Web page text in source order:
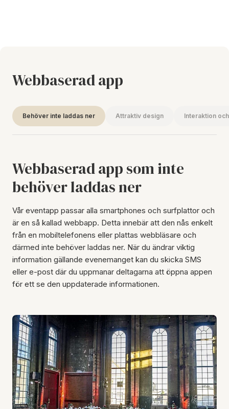
Webbaserad app
Behöver inte laddas ner Attraktiv design Interaktion
Webbaserad app som inte
behöver laddas ner
Vår eventapp passar alla smartphones och surfplattor och
är en så kallad webbapp. Detta innebär att den nås enkelt
från en mobiltelefonens eller plattas webbläsare och
därmed inte behöver laddas ner. När du ändrar viktig
information gällande evenemanget kan du skicka SMS
eller e-post där du uppmanar deltagarna att öppna appen
för ett se den uppdaterade informationen.